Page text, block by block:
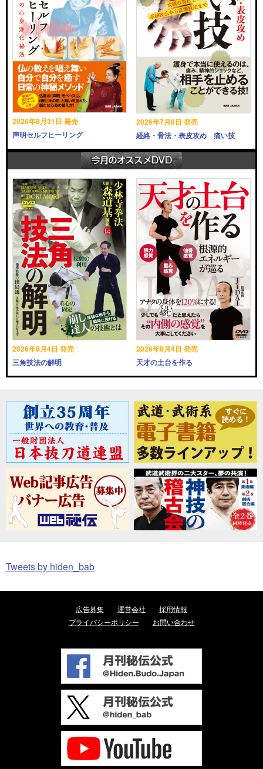
2026年8月31日 発売
声明セルフヒーリング
2026年7月8日 発売
経絡・骨法・表皮攻め 痛い技
2026年8月4日 発売
三角技法の解明
2026年8月4日 発売
天才の土台を作る
Tweets by hiden_bab
広告募集 運営会社
採用情報
プライバシーポリシー
お問い合わせ